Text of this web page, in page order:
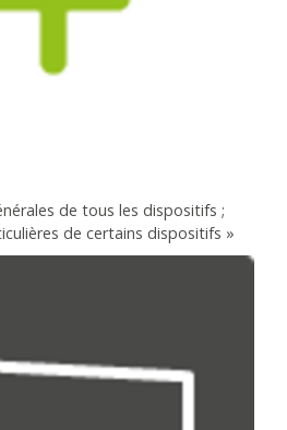
de tous les dispositifs ;
de certains dispositifs »